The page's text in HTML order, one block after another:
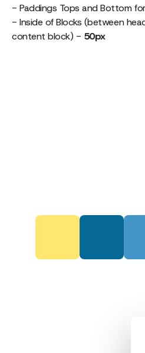
- Paddings Tops and Bottom
- Inside of Blocks (between
content block) - 50px